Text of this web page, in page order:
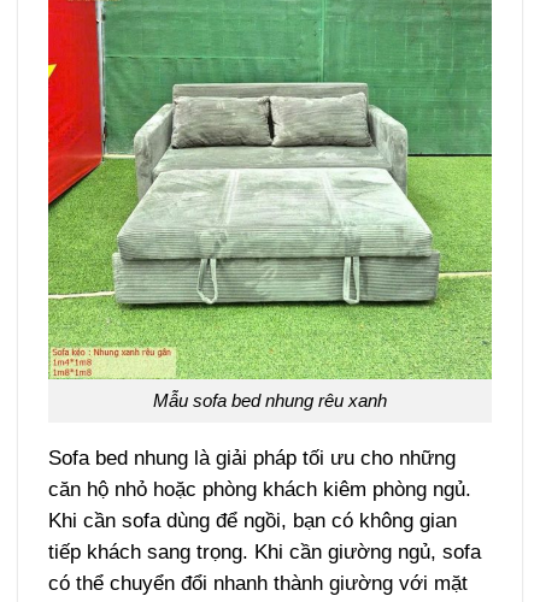
Mẫu sofa bed nhung rêu xanh
Sofa bed nhung là giải pháp tối ưu cho những
căn hộ nhỏ hoặc phòng khách kiêm phòng ngủ.
Khi cần sofa dùng để ngồi, bạn có không gian
tiếp khách sang trọng. Khi cần giường ngủ, sofa
có thể chuyển đổi nhanh thành giường với mặt